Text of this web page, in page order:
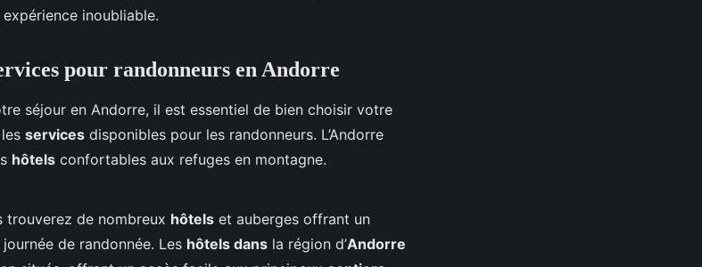
inoubliable.
pour randonneurs en Andorre
séjour en Andorre, il est essentiel de bien choisir votre
services disponibles pour les randonneurs. L’Andorre
hôtels confortables aux refuges en montagne.
trouverez de nombreux hôtels et auberges offrant un
de randonnée. Les hôtels dans la région d’Andorre